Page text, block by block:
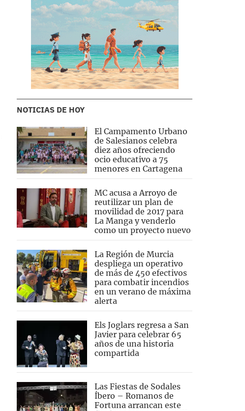
NOTICIAS DE HOY
El Campamento Urbano
de Salesianos celebra
diez años ofreciendo
ocio educativo a 75
menores en Cartagena
MC acusa a Arroyo de
reutilizar un plan de
movilidad de 2017 para
La Manga y venderlo
como un proyecto nuevo
La Región de Murcia
despliega un operativo
de más de 450 efectivos
para combatir incendios
en un verano de máxima
alerta
Els Joglars regresa a San
Javier para celebrar 65
años de una historia
compartida
Las Fiestas de Sodales
Íbero – Romanos de
Fortuna arrancan este